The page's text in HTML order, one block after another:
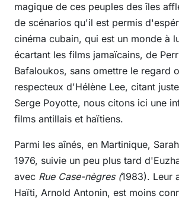
magique de ces peuples des îles
de scénarios qu'il est permis
cinéma cubain, qui est un monde à
écartant les films jamaïcains, de
Bafaloukos, sans omettre le regard
respecteux d'Hélène Lee, citant
Serge Poyotte, nous citons ici une
films antillais et haïtiens.
Parmi les aînés, en Martinique,
1976, suivie un peu plus tard
avec Rue Case-nègres (1983). Leur
Haïti, Arnold Antonin, est moins